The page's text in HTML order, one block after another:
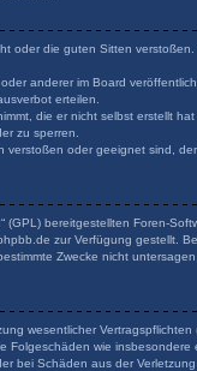
oder die guten Sitten
anderer im Board
erteilen.
die er nicht selbst erstellt
zu sperren.
oder geeignet sind,
“ (GPL) bereitgestellten Foren-
zur Verfügung gestellt.
Zwecke nicht
wesentlicher
Folgeschäden wie insbesondere
bei Schäden aus der